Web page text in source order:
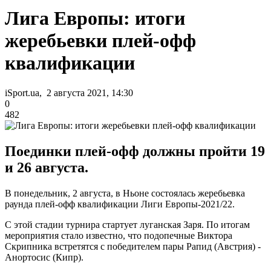
Лига Европы: итоги
жеребьевки плей-офф
квалификации
iSport.ua, 2 августа 2021, 14:30
0
482
Поединки плей-офф должны пройти 19
и 26 августа.
В понедельник, 2 августа, в Ньоне состоялась жеребьевка
раунда плей-офф квалификации Лиги Европы-2021/22.
С этой стадии турнира стартует луганская Заря. По итогам
мероприятия стало известно, что подопечные Виктора
Скрипника встретятся с победителем пары Рапид (Австрия) -
Анортосис (Кипр).